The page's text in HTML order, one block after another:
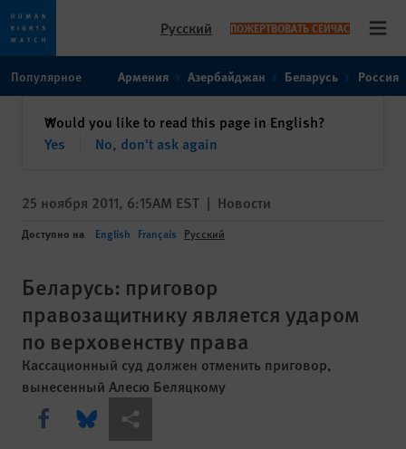
toto
content
Русский ПОЖЕРТВОВАТЬ СЕЙЧАС
Популярное Армения Азербайджан Беларусь Россия
Would you like to read this page in English?
Yes
No, don't ask again
✕закрыть
25 ноября 2011, 6:15AM EST | Новости
Доступно на English Français Русский
Беларусь: приговор
правозащитнику является ударом
по верховенству права
Кассационный суд должен отменить приговор,
вынесенный Алесю Беляцкому
Share this via Facebook
Share this via Bluesky
Share this via Поделиться